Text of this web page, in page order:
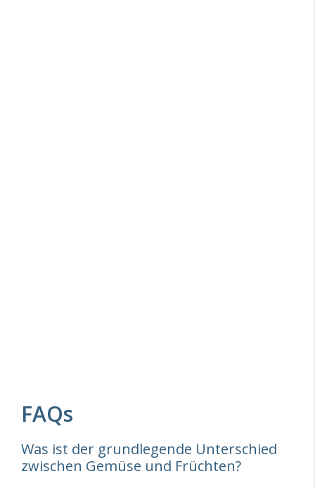
FAQs
Was ist der grundlegende Unterschied
zwischen Gemüse und Früchten?